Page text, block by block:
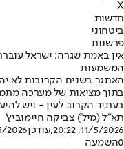
X
חדשות
ביטחוני
פרשנות
אין באמת שגרה: ישראל
המשמעות
האתגר בשנים הקרובות לא
בתוך מציאות של מערכה
בעתיד הקרוב לעין - ויש
תא"ל (מיל') צביקה חיימוביץ'
11/5/2026, 20:22
,עודכן07:42
0השמעה